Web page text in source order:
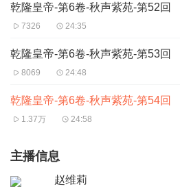
乾隆皇帝-第6卷-秋声紫苑-第52回
7326 24:35
乾隆皇帝-第6卷-秋声紫苑-第53回
8069 24:48
乾隆皇帝-第6卷-秋声紫苑-第54回
1.37万 24:58
主播信息
赵维莉